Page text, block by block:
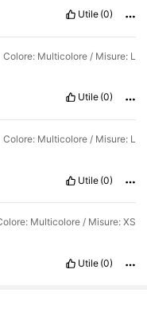
Utile (0)
Colore: Multicolore / Misure: L
Utile (0)
Colore: Multicolore / Misure: L
Utile (0)
Multicolore / Misure: XS
Utile (0)